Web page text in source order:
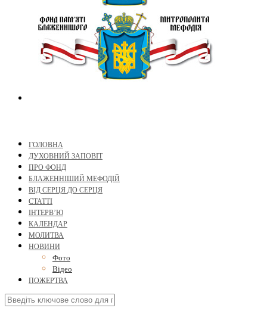
ГОЛОВНА
ДУХОВНИЙ ЗАПОВІТ
ПРО ФОНД
БЛАЖЕННІШИЙ МЕФОДІЙ
ВІД СЕРЦЯ ДО СЕРЦЯ
СТАТТІ
ІНТЕРВ’Ю
КАЛЕНДАР
МОЛИТВА
НОВИНИ
Фото
Відео
ПОЖЕРТВА